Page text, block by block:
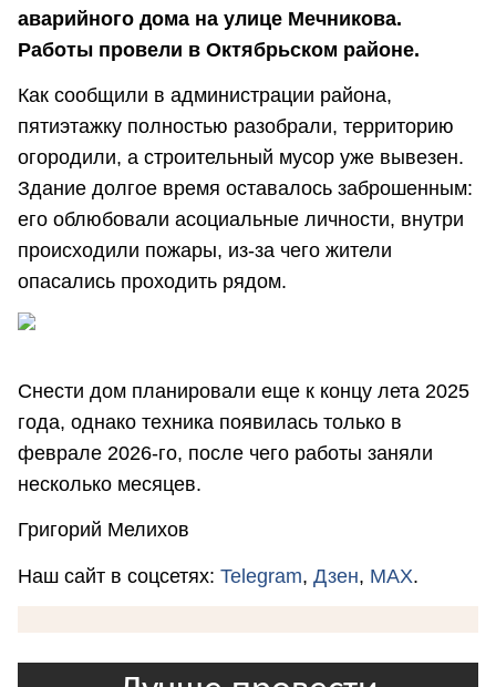
аварийного дома на улице Мечникова.
Работы провели в Октябрьском районе.
Как сообщили в администрации района,
пятиэтажку полностью разобрали, территорию
огородили, а строительный мусор уже вывезен.
Здание долгое время оставалось заброшенным:
его облюбовали асоциальные личности, внутри
происходили пожары, из-за чего жители
опасались проходить рядом.
Снести дом планировали еще к концу лета 2025
года, однако техника появилась только в
феврале 2026-го, после чего работы заняли
несколько месяцев.
Григорий Мелихов
Наш сайт в соцсетях: Telegram, Дзен, MAX.